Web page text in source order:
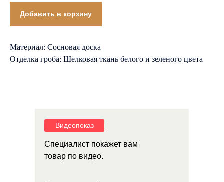
Добавить в корзину
Материал: Сосновая доска
Отделка гроба: Шелковая ткань белого и зеленого цвета
Видеопоказ
Специалист покажет вам
товар по видео.